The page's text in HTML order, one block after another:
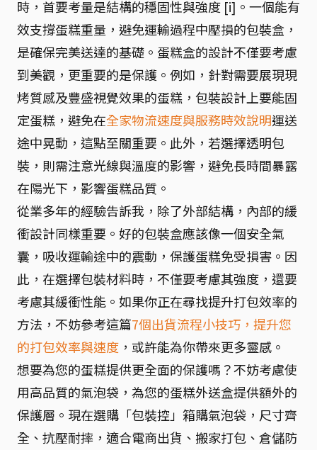
時，首要考量是結構的穩固性與強度 [i]。一個能有
效支撐蛋糕重量，避免運輸過程中壓損的包裝盒，
是確保完美送達的基礎。蛋糕盒的設計不僅要考慮
到美觀，更重要的是保護。例如，針對需要展現現
烤質感及豐盛視覺效果的蛋糕，包裝設計上要能固
定蛋糕，避免在全家物流速度與服務時效說明運送
途中晃動，這點至關重要。此外，若選擇透明包
裝，則需注意光線與溫度的影響，避免長時間暴露
在陽光下，影響蛋糕品質。
從業多年的經驗告訴我，除了外部結構，內部的緩
衝設計同樣重要。好的包裝盒應該像一個安全氣
囊，吸收運輸途中的震動，保護蛋糕免受損害。因
此，在選擇包裝材料時，不僅要考慮其強度，還要
考慮其緩衝性能。如果你正在尋找提升打包效率的
方法，不妨參考這篇7個出貨流程小技巧，提升您
的打包效率與速度 ，或許能為你帶來更多靈感。
想要為您的蛋糕提供更全面的保護嗎？不妨考慮使
用高品質的氣泡袋，為您的蛋糕外送盒提供額外的
保護層。現在選購「包裝控」箱購氣泡袋，尺寸齊
全、抗壓耐摔，適合電商出貨、搬家打包、倉儲防